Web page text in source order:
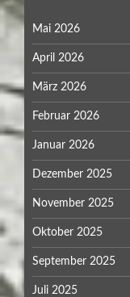
Mai 2026
April 2026
März 2026
Februar 2026
Januar 2026
Dezember 2025
November 2025
Oktober 2025
September 2025
Juli 2025